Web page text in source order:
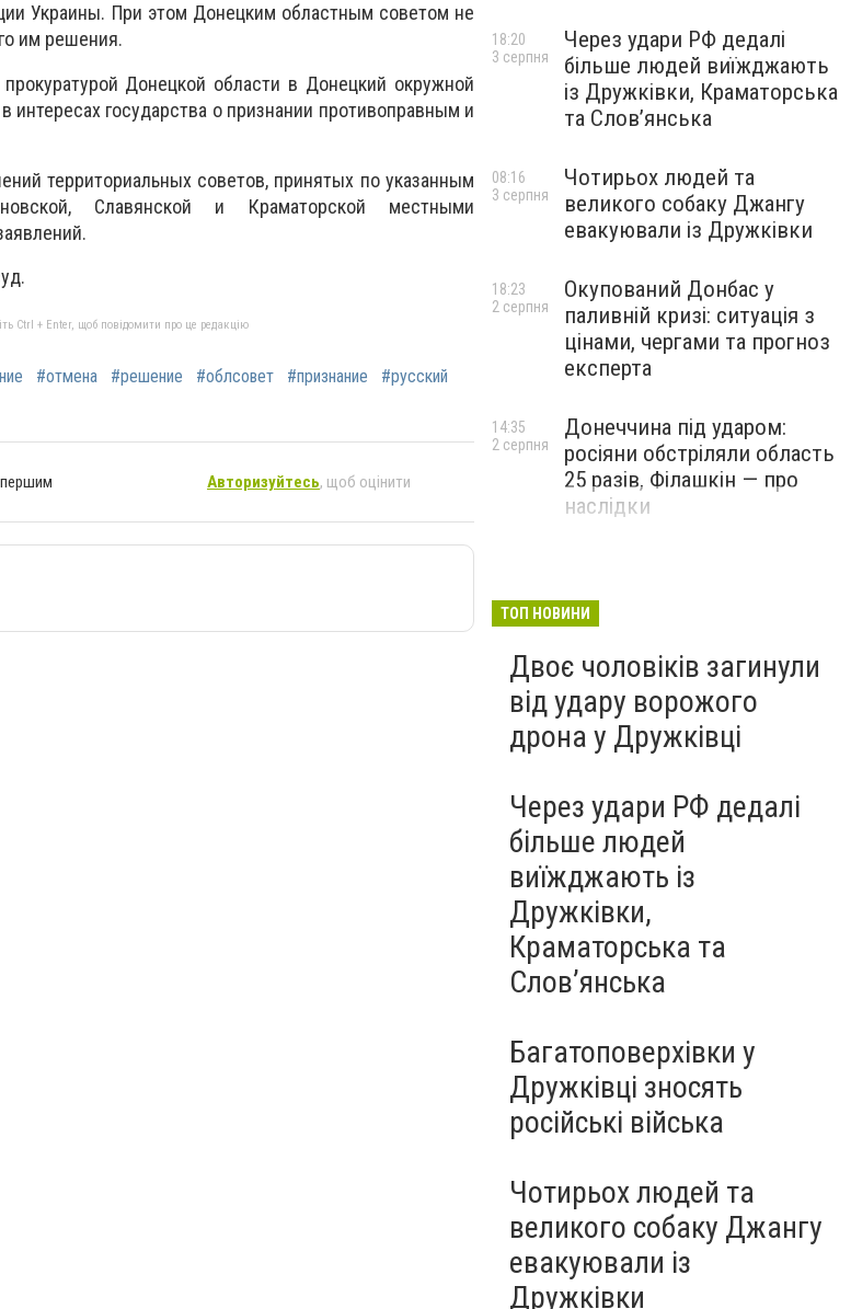
Украины. При этом Донецким областным советом не
им решения.
Донецкой области в Донецкий окружной
государства о признании противоправным и
территориальных советов, принятых по указанным
Славянской и Краматорской местными
Ctrl + Enter, щоб повідомити про це редакцію
#отмена #решение #облсовет #признание
#русский
першим Авторизуйтесь, щоб оцінити
Через удари РФ дедалі
більше людей виїжджають
із Дружківки, Краматорська
та Слов’янська
18:20
3 серпня
Чотирьох людей та
великого собаку Джангу
евакуювали із Дружківки
08:16
3 серпня
Окупований Донбас у
паливній кризі: ситуація з
цінами, чергами та прогноз
експерта
18:23
2 серпня
Донеччина під ударом:
росіяни обстріляли область
25 разів, Філашкін — про
наслідки
14:35
2 серпня
ТОП НОВИНИ
Двоє чоловіків загинули
від удару ворожого
дрона у Дружківці
Через удари РФ дедалі
більше людей
виїжджають із
Дружківки,
Краматорська та
Слов’янська
Багатоповерхівки у
Дружківці зносять
російські війська
Чотирьох людей та
великого собаку Джангу
евакуювали із
Дружківки